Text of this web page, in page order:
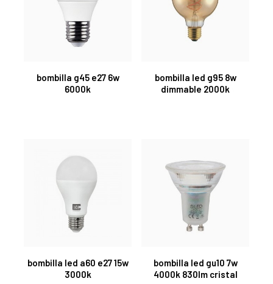
bombilla g45 e27 6w
6000k
bombilla led g95 8w
dimmable 2000k
bombilla led a60 e27 15w
3000k
bombilla led gu10 7w
4000k 830lm cristal